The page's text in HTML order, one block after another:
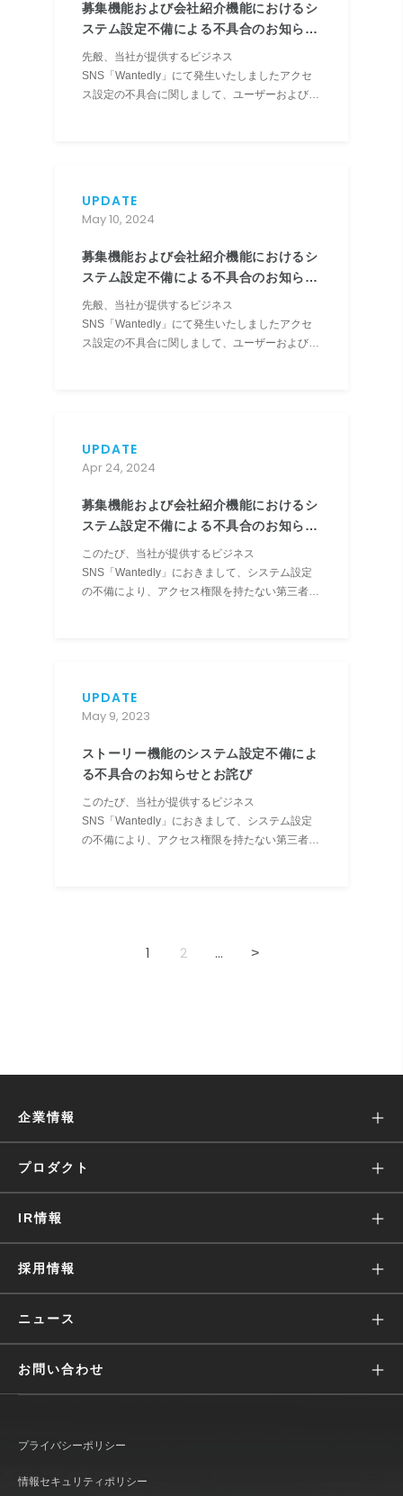
募集機能および会社紹介機能におけるシ
ステム設定不備による不具合のお知らせ
とお詫び（第三報）
先般、当社が提供するビジネス
SNS「Wantedly」にて発生いたしましたアクセ
ス設定の不具合に関しまして、ユーザーおよび関
UPDATE
May 10, 2024
募集機能および会社紹介機能におけるシ
ステム設定不備による不具合のお知らせ
とお詫び（第二報）
先般、当社が提供するビジネス
SNS「Wantedly」にて発生いたしましたアクセ
ス設定の不具合に関しまして、ユーザーおよび関
UPDATE
Apr 24, 2024
募集機能および会社紹介機能におけるシ
ステム設定不備による不具合のお知らせ
とお詫び
このたび、当社が提供するビジネス
SNS「Wantedly」におきまして、システム設定
の不備により、アクセス権限を持たない第三者が
UPDATE
May 9, 2023
ストーリー機能のシステム設定不備によ
る不具合のお知らせとお詫び
このたび、当社が提供するビジネス
SNS「Wantedly」におきまして、システム設定
の不備により、アクセス権限を持たない第三者が
1 2 ... >
企業情報
ミッション
会社概要
役員・経営陣
プロダクト
Wantedly Visit
Engagement Suite
Wantedly Hire
IR情報
株主・投資家の皆様へ
業績ハイライト(グラフ)
IRライブラリ
採用情報
価値観
働く環境
ニュース
すべて
メディア
おしらせ
お問い合わせ
IR情報に関して
Wantedly Visit / Admin に関して
プライバシーポリシー
情報セキュリティポリシー